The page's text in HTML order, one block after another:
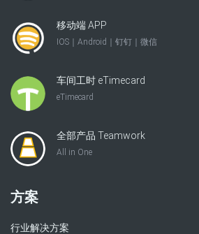
移动端 APP
IOS｜Android｜钉钉｜微信
车间工时 eTimecard
eTimecard
全部产品 Teamwork
All in One
方案
行业解决方案